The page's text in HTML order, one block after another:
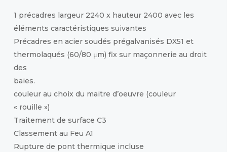
1 précadres largeur 2240 x hauteur 2400 avec les
éléments caractéristiques suivantes
Précadres en acier soudés prégalvanisés DX51 et
thermolaqués (60/80 μm) fix sur maçonnerie au droit
des
baies.
couleur au choix du maitre d’oeuvre (couleur
« rouille »)
Traitement de surface C3
Classement au Feu A1
Rupture de pont thermique incluse